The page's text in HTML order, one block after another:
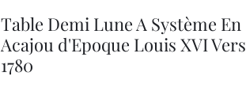
Table Demi Lune A Système En
Acajou d'Epoque Louis XVI Vers
1780